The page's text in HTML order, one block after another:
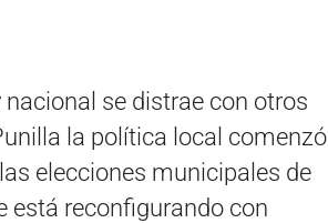
se distrae con otros
la política local comenzó
elecciones municipales de
está reconfigurando con